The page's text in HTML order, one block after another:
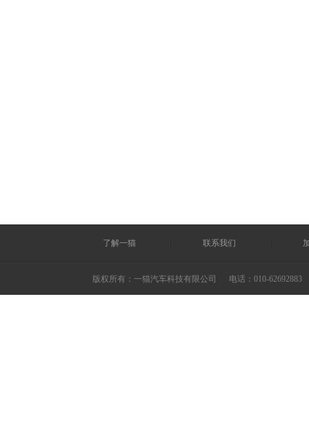
了解一猫 联系我们
版权所有：一猫汽车科技有限公司 电话：010-